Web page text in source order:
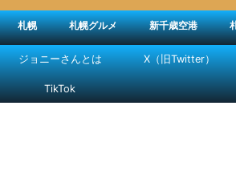
札幌 札幌グルメ 新千歳空港
ジョニーさんとは X（旧Twitter）
TikTok